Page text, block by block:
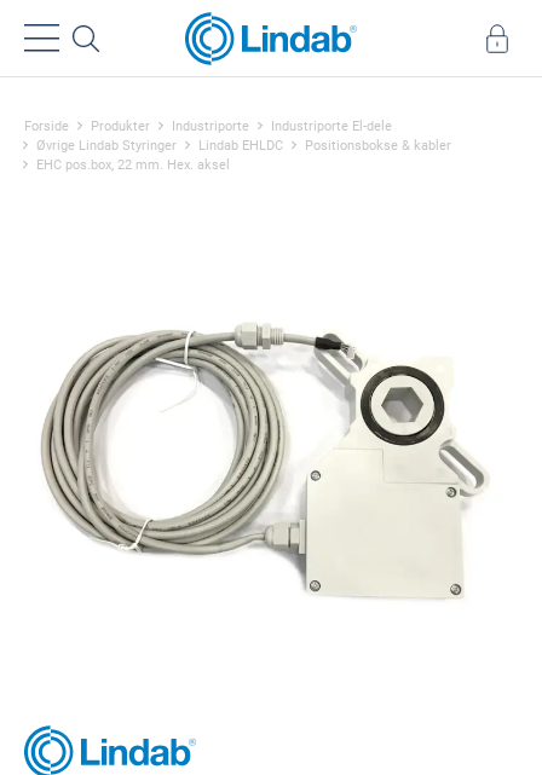
Forside Produkter Industriporte
Industriporte El-dele
Øvrige Lindab Styringer
Lindab EHLDC
Positionsbokse & kabler
EHC pos.box, 22 mm. Hex. aksel